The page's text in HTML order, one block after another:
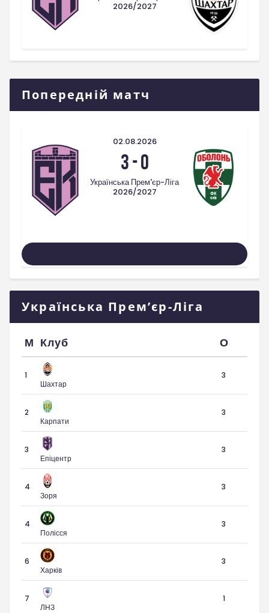
2026/2027
Попередній матч
02.08.2026
3-0
Українська Прем'єр-Ліга
2026/2027
Українська Прем’єр-Ліга
М Клуб О
1
Шахтар
3
2
Карпати
3
3
Епіцентр
3
4
Зоря
3
4
Полісся
3
6
Харків
3
7
ЛНЗ
1